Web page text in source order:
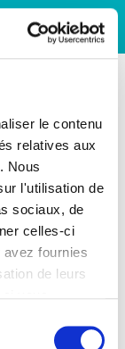
le contenu
relatives aux
Nous
l'utilisation de
sociaux, de
celles-ci
fournies
de leurs